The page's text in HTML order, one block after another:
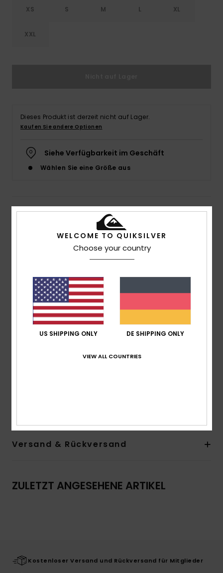
XS S M L XL
XXL
Dieses Produkt ist derzeit nicht auf Lager.
Kaufen Sie andere Optionen
Siehe Verfügbarkeit im Geschäft
Wählen Sie eine Größe aus
Details & Funktionen
Männer Schwarz Jogginghose
EQYFB03308 Farbcodekvj0
Funktionen
Material: Mittelschweres Mischgewebe aus
Baumwolle und Polyester
Passform: klassischer, komfortabler Regular Fit
Kordelzugverschluss
Quiksilver-Druck vorne
Versand & Rückversand
ZULETZT ANGESEHENE ARTIKEL
Kostenloser Versand und Rückversand für Mitglieder
WELCOME TO QUIKSILVER
Choose your country
US SHIPPING ONLY DE SHIPPING ONLY
VIEW ALL COUNTRIES